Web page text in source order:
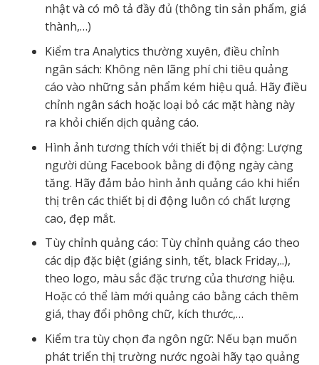
nhật và có mô tả đầy đủ (thông tin sản phẩm, giá
thành,…)
Kiểm tra Analytics thường xuyên, điều chỉnh
ngân sách: Không nên lãng phí chi tiêu quảng
cáo vào những sản phẩm kém hiệu quả. Hãy điều
chỉnh ngân sách hoặc loại bỏ các mặt hàng này
ra khỏi chiến dịch quảng cáo.
Hình ảnh tương thích với thiết bị di động: Lượng
người dùng Facebook bằng di động ngày càng
tăng. Hãy đảm bảo hình ảnh quảng cáo khi hiển
thị trên các thiết bị di động luôn có chất lượng
cao, đẹp mắt.
Tùy chỉnh quảng cáo: Tùy chỉnh quảng cáo theo
các dịp đặc biệt (giáng sinh, tết, black Friday,..),
theo logo, màu sắc đặc trưng của thương hiệu.
Hoặc có thể làm mới quảng cáo bằng cách thêm
giá, thay đổi phông chữ, kích thước,…
Kiểm tra tùy chọn đa ngôn ngữ: Nếu bạn muốn
phát triển thị trường nước ngoài hãy tạo quảng